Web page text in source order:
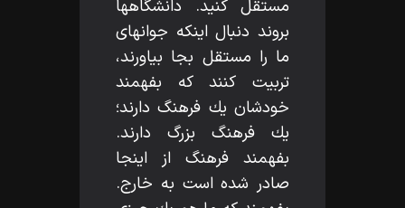
مستقل كنيد. دانشگاهها
بروند دنبال اينكه جوانهاى
ما را مستقل بجا بياورند،
تربيت كنند كه بفهمند
خودشان يك فرهنگ دارند؛
يك فرهنگ بزرگ دارند.
بفهمند فرهنگ از اينجا
صادر شده است به خارج.